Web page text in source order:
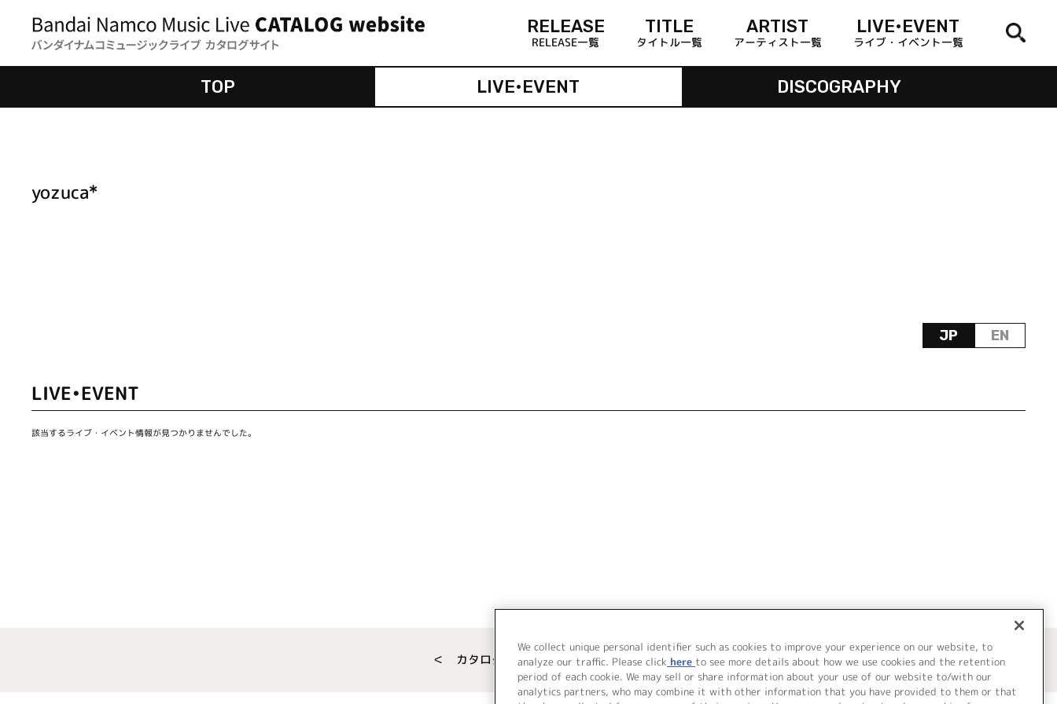
RELEASE
RELEASE一覧
TITLE
タイトル一覧
ARTIST
アーティスト一覧
LIVE•EVENT
ライブ・イベント一覧
TOP LIVE•EVENT DISCOGRAPHY
yozuca*
JP EN
LIVE•EVENT
該当するライブ・イベント情報が見つかりませんでした。
＜ カタログサイト トップページへ
We collect unique personal identifier such as cookies to improve your experience on our website, to
analyze our traffic. Please click here to see more details about how we use cookies and the retention
period of each cookie. We may sell or share information about your use of our website to/with our
analytics partners, who may combine it with other information that you have provided to them or that